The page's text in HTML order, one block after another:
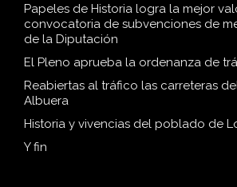
Papeles de Historia logra la mejor
convocatoria de subvenciones de
de la Diputación
El Pleno aprueba la ordenanza de
Reabiertas al tráfico las carreteras
Albuera
Historia y vivencias del poblado de
Y fin